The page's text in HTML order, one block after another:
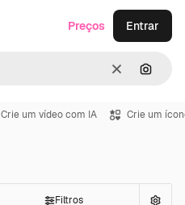
Limpar
Preços Entrar
Crie um vídeo com IA Crie um
Filtros